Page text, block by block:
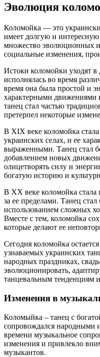
Эволюция
Коломойка — это
имеет долгую и
множество эволюционных
социальные изменения,
Истоки коломойки уходят в
исполнялась во время
время она была простой и
характерными движениями
танец стал частью
претерпел некоторые
В XIX веке коломойка
украинских селах, и ее
выраженными. Танец стал
добавлением новых
олицетворять силу и
богатую историю и
В XX веке коломойка стала
за ее пределами. Танец
использованием сложных
Вместе с тем, коломойка
которые делают ее
Сегодня коломойка
узнаваемых украинских
народных праздниках,
эволюционировать,
танцевальным тенденциям
Изменения в
Коломыйка – танец с
сопровождался народными
времени музыкальное
изменения и привлекло
музыкантов.